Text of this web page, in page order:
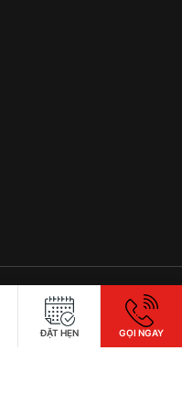
TNHH Toyota Bắc Ninh
ĐẶT HẸN GỌI NGAY